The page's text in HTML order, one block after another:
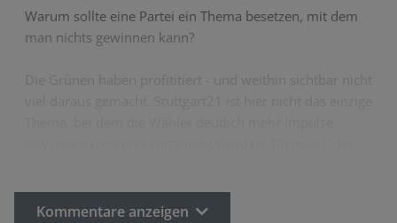
Warum sollte eine Partei ein Thema besetzen, mit dem
man nichts gewinnen kann?
Kommentare anzeigen